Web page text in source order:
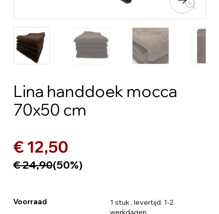
Lina handdoek mocca
70x50 cm
€ 12,50
€ 24,90(50%)
Voorraad 1 stuk , levertijd: 1-2
werkdagen